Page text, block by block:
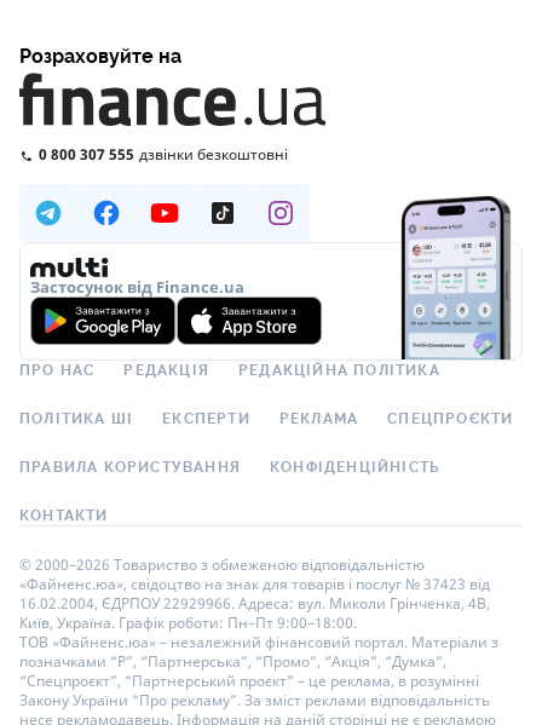
Розраховуйте на
0 800 307 555 дзвінки безкоштовні
Застосунок від Finance.ua
ПРО НАС РЕДАКЦІЯ РЕДАКЦІЙНА ПОЛІТИКА
ПОЛІТИКА ШІ ЕКСПЕРТИ РЕКЛАМА СПЕЦПРОЄКТИ
ПРАВИЛА КОРИСТУВАННЯ КОНФІДЕНЦІЙНІСТЬ
КОНТАКТИ
© 2000–2026 Товариство з обмеженою відповідальністю
«Файненс.юа», свідоцтво на знак для товарів і послуг № 37423 від
16.02.2004, ЄДРПОУ 22929966. Адреса: вул. Миколи Грінченка, 4В,
Київ, Україна. Графік роботи: Пн–Пт 9:00–18:00.
ТОВ «Файненс.юа» – незалежний фінансовий портал. Матеріали з
позначками “Р”, “Партнерська”, “Промо”, “Акція”, “Думка”,
“Спецпроєкт”, “Партнерський проєкт” – це реклама, в розумінні
Закону України “Про рекламу”. За зміст реклами відповідальність
несе рекламодавець. Інформація на даній сторінці не є рекламою